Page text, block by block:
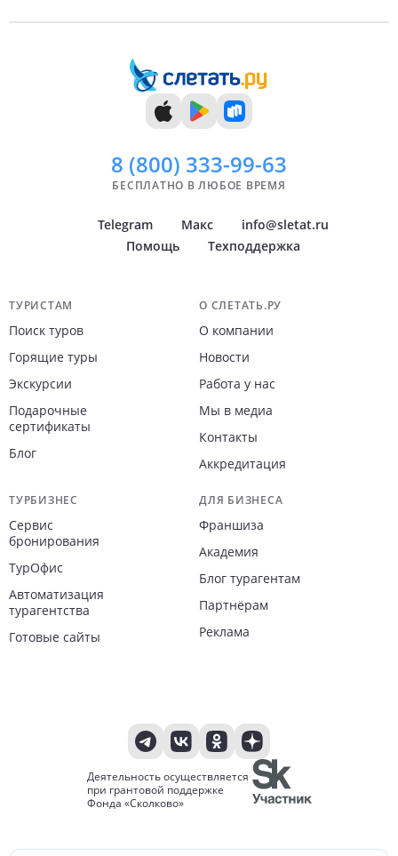
8 (800) 333-99-63
БЕСПЛАТНО В ЛЮБОЕ ВРЕМЯ
Telegram Макс
info@sletat.ru
Помощь
Техподдержка
Навигация по сайту
ТУРИСТАМ
Поиск туров
Горящие туры
Экскурсии
Подарочные
сертификаты
Блог
О СЛЕТАТЬ.РУ
О компании
Новости
Работа у нас
Мы в медиа
Контакты
Аккредитация
ТУРБИЗНЕС
Сервис
бронирования
ТурОфис
Автоматизация
турагентства
Готовые сайты
ДЛЯ БИЗНЕСА
Франшиза
Академия
Блог турагентам
Партнёрам
Реклама
Деятельность осуществляется
при грантовой поддержке
Фонда «Сколково»